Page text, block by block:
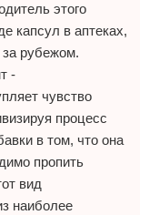
этого
капсул в аптеках,
за рубежом.
-
чувство
процесс
в том, что она
пропить
вид
наиболее